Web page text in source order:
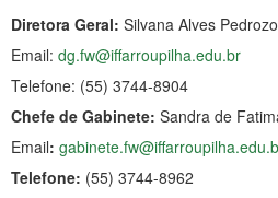
Diretora Geral: Silvana Alves Pedrozo
Email: dg.fw@iffarroupilha.edu.br
Telefone: (55) 3744-8904
Chefe de Gabinete: Sandra de
Email:
Telefone: (55) 3744-8962